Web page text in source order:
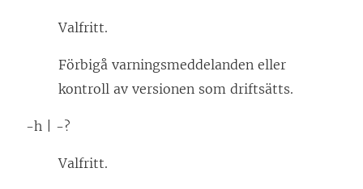
Valfritt.
Förbigå varningsmeddelanden eller
kontroll av versionen som driftsätts.
-h | -?
Valfritt.